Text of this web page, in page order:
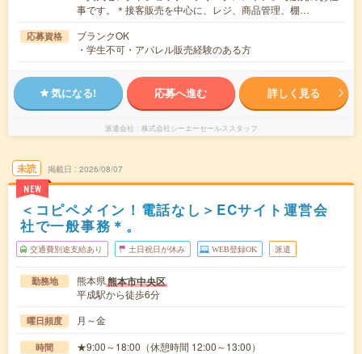
事です。＊接客販売を中心に、レジ、商品管理、棚…
応募資格
ブランクOK
・学生不可・アパレル販売経験のある方
気になる! 応募へ進む 詳しく見る
派遣会社 株式会社シーエーセールススタッフ
未読
NEW
掲載日 2026/08/07
＜コピペメイン！電話なし＞ECサイト運営会
社で一般事務＊。
交通費別途支給あり 土日祝日が休み WEB登録OK 派遣
勤務地 熊本県熊本市中央区
平成駅から徒歩6分
曜日頻度 月～金
時間 ★9:00～18:00（休憩時間 12:00～13:00）